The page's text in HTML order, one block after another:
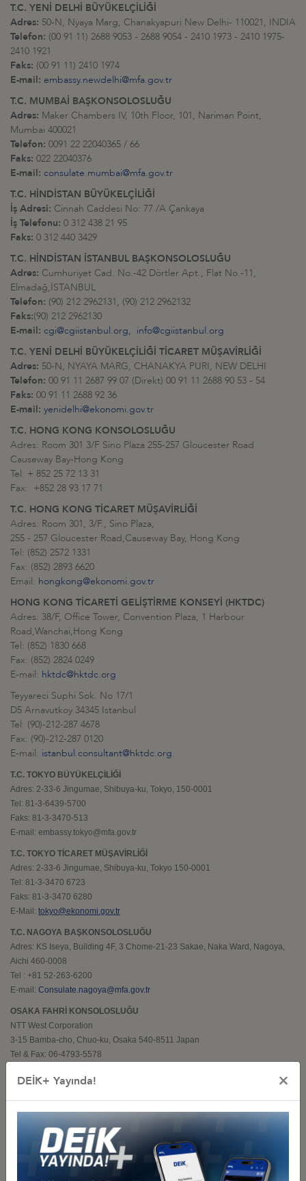
T.C. YENİ DELHİ BÜYÜKELÇİLİĞİ
Adres: 50-N, Nyaya Marg, Chanakyapuri New Delhi- 110021, INDIA
Telefon: (00 91 11) 2688 9053 - 2688 9054 - 2410 1973 - 2410 1975-
2410 1921
Faks: (00 91 11) 2410 1974
E-mail: embassy.newdelhi@mfa.gov.tr
T.C. MUMBAİ BAŞKONSOLOSLUĞU
Adres: Maker Chambers IV, 10th Floor, 101, Nariman Point,
Mumbai 400021
Telefon: 0091 22 22040365 / 66
Faks: 022 22040376
E-mail: consulate.mumbai@mfa.gov.tr
T.C. HİNDİSTAN BÜYÜKELÇİLİĞİ
İş Adresi: Cinnah Caddesi No: 77 /A Çankaya
İş Telefonu: 0 312 438 21 95
Faks: 0 312 440 3429
T.C. HİNDİSTAN İSTANBUL BAŞKONSOLOSLUĞU
Adres: Cumhuriyet Cad. No.-42 Dörtler Apt., Flat No.-11,
Elmadağ,İSTANBUL
Telefon: (90) 212 2962131, (90) 212 2962132
Faks:(90) 212 2962130
E-mail: cgi@cgiistanbul.org, info@cgiistanbul.org
T.C. YENİ DELHİ BÜYÜKELÇİLİĞİ TİCARET MÜŞAVİRLİĞİ
Adres: 50-N, NYAYA MARG, CHANAKYA PURI, NEW DELHI
Telefon: 00 91 11 2687 99 07 (Direkt) 00 91 11 2688 90 53 - 54
Faks: 00 91 11 2688 92 36
E-mail: yenidelhi@ekonomi.gov.tr
T.C. HONG KONG KONSOLOSLUĞU
Adres: Room 301 3/F Sino Plaza 255-257 Gloucester Road
Causeway Bay-Hong Kong
Tel: + 852 25 72 13 31
Fax: +852 28 93 17 71
T.C. HONG KONG TİCARET MÜŞAVİRLİĞİ
Adres: Room 301, 3/F., Sino Plaza,
255 - 257 Gloucester Road,Causeway Bay, Hong Kong
Tel: (852) 2572 1331
Fax: (852) 2893 6620
Email: hongkong@ekonomi.gov.tr
HONG KONG TİCARETİ GELİŞTİRME KONSEYİ (HKTDC)
Adres: 38/F, Office Tower, Convention Plaza, 1 Harbour
Road,Wanchai,Hong Kong
Tel: (852) 1830 668
Fax: (852) 2824 0249
E-mail: hktdc@hktdc.org
Teyyareci Suphi Sok. No 17/1
D5 Arnavutkoy 34345 Istanbul
Tel: (90)-212-287 4678
Fax: (90)-212-287 0120
E-mail: istanbul.consultant@hktdc.org
T.C. TOKYO BÜYÜKELÇİLİĞİ
Adres: 2-33-6 Jingumae, Shibuya-ku, Tokyo, 150-0001
Tel: 81-3-6439-5700
Faks: 81-3-3470-513
E-mail: embassy.tokyo@mfa.gov.tr
T.C. TOKYO TİCARET MÜŞAVİRLİĞİ
Adres: 2-33-6 Jingumae, Shibuya-ku, Tokyo 150-0001
Tel: 81-3-3470 6723
Faks: 81-3-3470 6280
E-Mail: tokyo@ekonomi.gov.tr
T.C. NAGOYA BAŞKONSOLOSLUĞU
Adres: KS Iseya, Building 4F, 3 Chome-21-23 Sakae, Naka Ward, Nagoya,
Aichi 460-0008
Tel : +81 52-263-6200
E-mail: Consulate.nagoya@mfa.gov.tr
OSAKA FAHRİ KONSOLOSLUĞU
NTT West Corporation
3-15 Bamba-cho, Chuo-ku, Osaka 540-8511 Japan
Tel & Fax: 06-4793-5578
FUKUOKA FAHRİ KONSOLOSLUĞU
Kyushu Railway Company
Adres: 3-25-21 Hakataekimae, Hakata-ku, Fukuoka 812-8566 Japan
Faks: 092-474-2737
JAPONYA ANKARA BÜYÜKELÇİLİĞİ
Adres: Japonya Büyükelçiliği, Reşit Galip Caddesi, No.: 81, G.O.P., 06692,
DEİK+ Yayında! ×